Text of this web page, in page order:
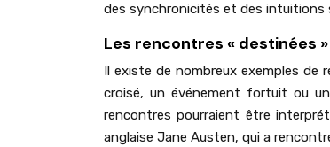
des synchronicités et des intuitions
Les rencontres « destinées »
Il existe de nombreux exemples de
croisé, un événement fortuit ou
rencontres pourraient être
anglaise Jane Austen, qui a